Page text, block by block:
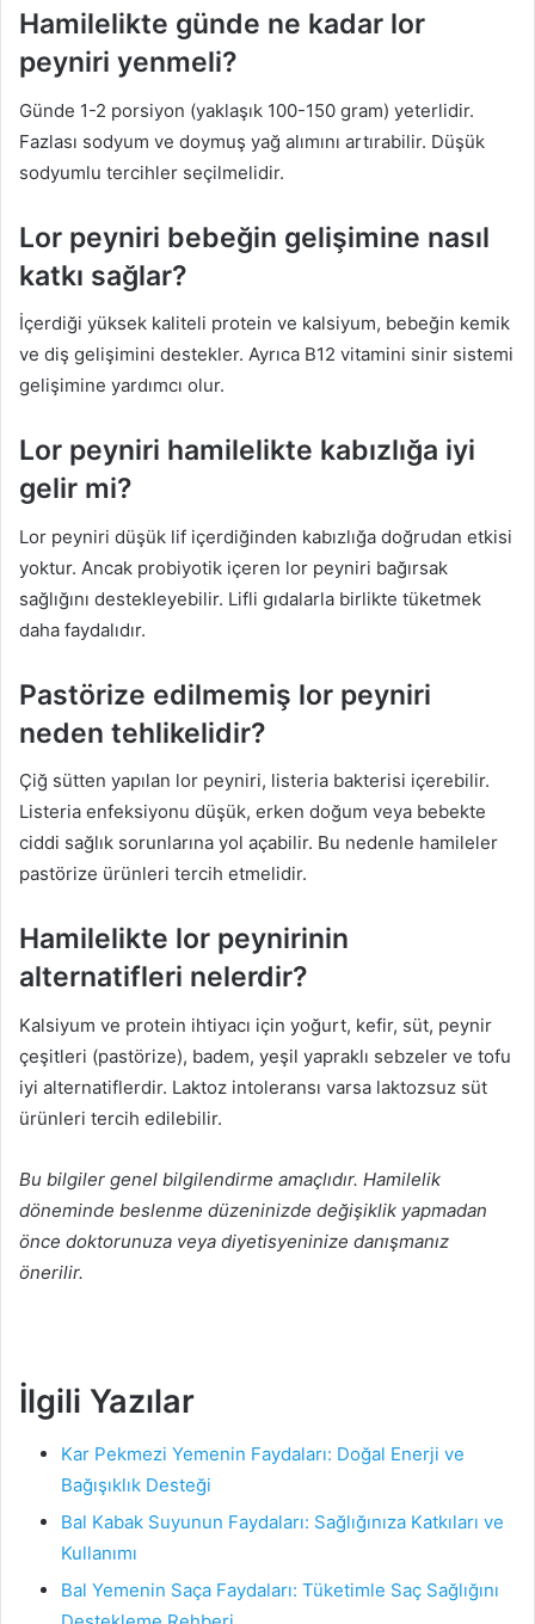
Hamilelikte günde ne kadar lor
peyniri yenmeli?
Günde 1-2 porsiyon (yaklaşık 100-150 gram) yeterlidir.
Fazlası sodyum ve doymuş yağ alımını artırabilir. Düşük
sodyumlu tercihler seçilmelidir.
Lor peyniri bebeğin gelişimine nasıl
katkı sağlar?
İçerdiği yüksek kaliteli protein ve kalsiyum, bebeğin kemik
ve diş gelişimini destekler. Ayrıca B12 vitamini sinir sistemi
gelişimine yardımcı olur.
Lor peyniri hamilelikte kabızlığa iyi
gelir mi?
Lor peyniri düşük lif içerdiğinden kabızlığa doğrudan etkisi
yoktur. Ancak probiyotik içeren lor peyniri bağırsak
sağlığını destekleyebilir. Lifli gıdalarla birlikte tüketmek
daha faydalıdır.
Pastörize edilmemiş lor peyniri
neden tehlikelidir?
Çiğ sütten yapılan lor peyniri, listeria bakterisi içerebilir.
Listeria enfeksiyonu düşük, erken doğum veya bebekte
ciddi sağlık sorunlarına yol açabilir. Bu nedenle hamileler
pastörize ürünleri tercih etmelidir.
Hamilelikte lor peynirinin
alternatifleri nelerdir?
Kalsiyum ve protein ihtiyacı için yoğurt, kefir, süt, peynir
çeşitleri (pastörize), badem, yeşil yapraklı sebzeler ve tofu
iyi alternatiflerdir. Laktoz intoleransı varsa laktozsuz süt
ürünleri tercih edilebilir.
Bu bilgiler genel bilgilendirme amaçlıdır. Hamilelik
döneminde beslenme düzeninizde değişiklik yapmadan
önce doktorunuza veya diyetisyeninize danışmanız
önerilir.
İlgili Yazılar
Kar Pekmezi Yemenin Faydaları: Doğal Enerji ve
Bağışıklık Desteği
Bal Kabak Suyunun Faydaları: Sağlığınıza Katkıları ve
Kullanımı
Bal Yemenin Saça Faydaları: Tüketimle Saç Sağlığını